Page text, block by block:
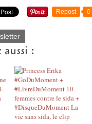
Repost 0
: